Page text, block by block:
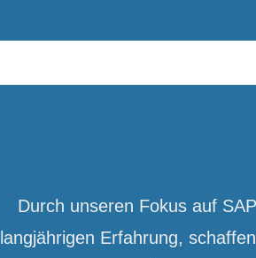
Durch unseren Fokus auf
langjährigen Erfahrung,